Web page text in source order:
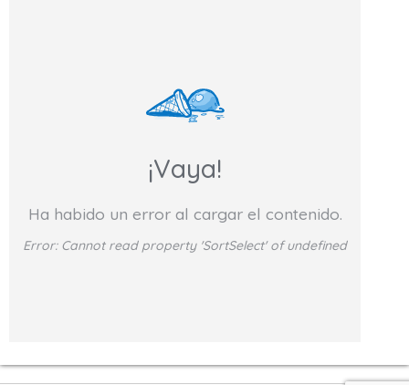
¡Vaya!
Ha habido un error al cargar el contenido.
Error: Cannot read property 'SortSelect' of undefined